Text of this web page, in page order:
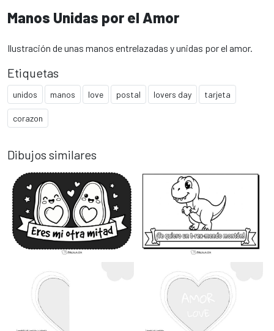
Manos Unidas por el Amor
Ilustración de unas manos entrelazadas y unidas por el amor.
Etiquetas
unidos manos love postal lovers day tarjeta
corazon
Dibujos similares